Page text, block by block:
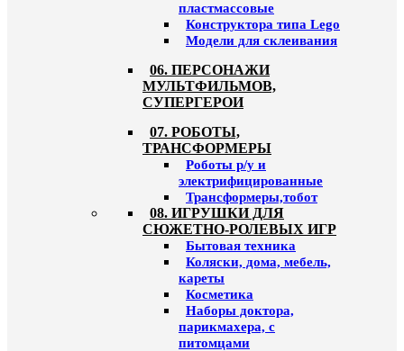
пластмассовые
Конструктора типа Lego
Модели для склеивания
06. ПЕРСОНАЖИ
МУЛЬТФИЛЬМОВ,
СУПЕРГЕРОИ
07. РОБОТЫ,
ТРАНСФОРМЕРЫ
Роботы р/у и
электрифицированные
Трансформеры,тобот
08. ИГРУШКИ ДЛЯ
СЮЖЕТНО-РОЛЕВЫХ ИГР
Бытовая техника
Коляски, дома, мебель,
кареты
Косметика
Наборы доктора,
парикмахера, с
питомцами